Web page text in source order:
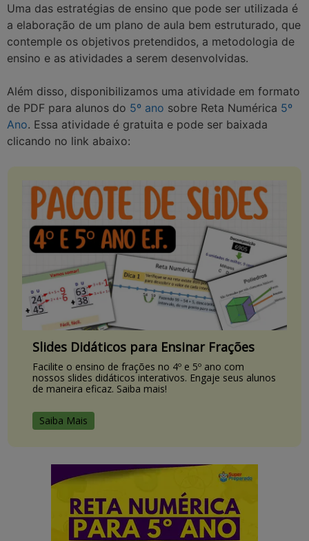
Uma das estratégias de ensino que pode ser utilizada é
a elaboração de um plano de aula bem estruturado, que
contemple os objetivos pretendidos, a metodologia de
ensino e as atividades a serem desenvolvidas.
Além disso, disponibilizamos uma atividade em formato
de PDF para alunos do 5º ano sobre Reta Numérica 5º
Ano. Essa atividade é gratuita e pode ser baixada
clicando no link abaixo:
Slides Didáticos para Ensinar Frações
Facilite o ensino de frações no 4º e 5º ano com
nossos slides didáticos interativos. Engaje seus alunos
de maneira eficaz. Saiba mais!
Saiba Mais